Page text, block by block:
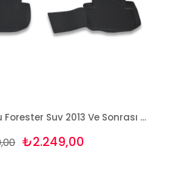
Subaru Forester Suv 2013 Ve Sonrası 3D Paspas Takımı Bizymo
₺2.249,00